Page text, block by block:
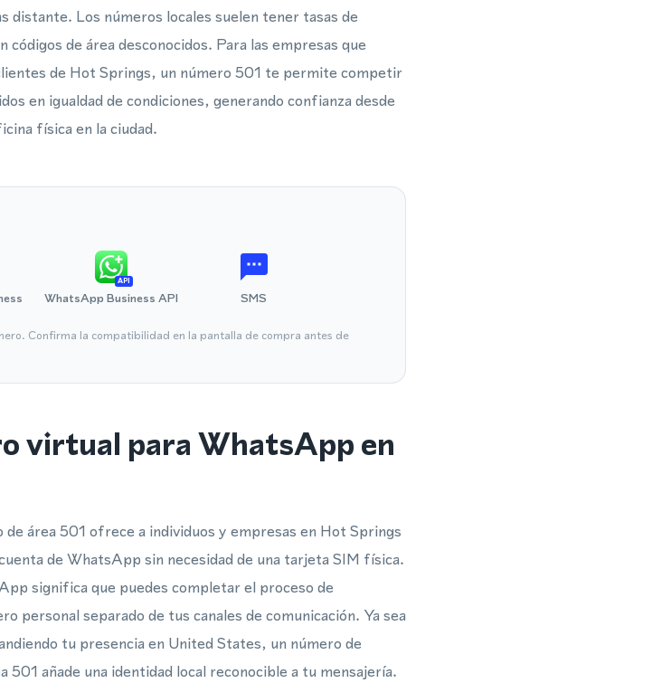
distante. Los números locales suelen tener tasas de
de área desconocidos. Para las empresas que
de Hot Springs, un número 501 te permite competir
en igualdad de condiciones, generando confianza desde
física en la ciudad.
API
WhatsApp Business API SMS
Confirma la compatibilidad en la pantalla de compra antes de
virtual para WhatsApp en
área 501 ofrece a individuos y empresas en Hot Springs
de WhatsApp sin necesidad de una tarjeta SIM física.
significa que puedes completar el proceso de
personal separado de tus canales de comunicación. Ya sea
tu presencia en United States, un número de
añade una identidad local reconocible a tu mensajería.